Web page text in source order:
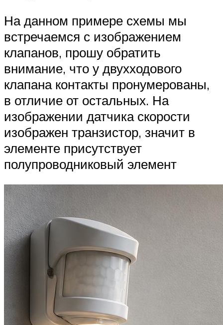
На данном примере схемы мы
встречаемся с изображением
клапанов, прошу обратить
внимание, что у двухходового
клапана контакты пронумерованы,
в отличие от остальных. На
изображении датчика скорости
изображен транзистор, значит в
элементе присутствует
полупроводниковый элемент